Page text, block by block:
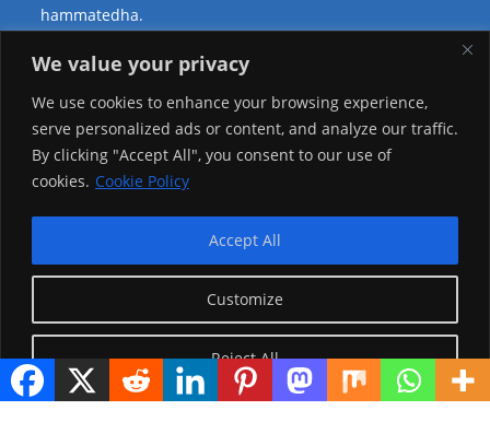
We value your privacy
We use cookies to enhance your browsing experience,
serve personalized ads or content, and analyze our traffic.
By clicking "Accept All", you consent to our use of
cookies. Cookie Policy
Customize
Reject All
Accept All
hammatedha.
Teessoo Keenya